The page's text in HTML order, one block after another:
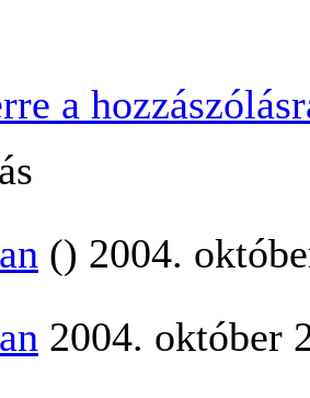
a
() 2004.
2004. október